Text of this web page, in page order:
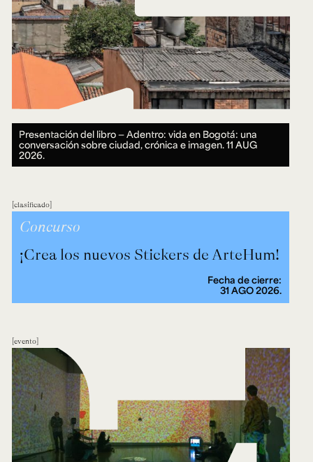
Presentación del libro — Adentro: vida en Bogotá: una
conversación sobre ciudad, crónica e imagen.11 AUG
2026.
clasificado
Concurso
¡Crea los nuevos Stickers de ArteHum!
Fecha de cierre:
31 AGO 2026.
evento